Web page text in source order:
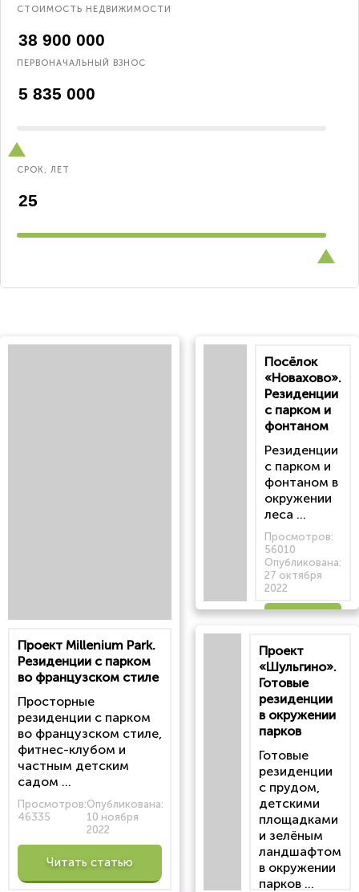
СТОИМОСТЬ НЕДВИЖИМОСТИ
ПЕРВОНАЧАЛЬНЫЙ ВЗНОС
СРОК, ЛЕТ
Проект Millenium Park.
Резиденции с парком
во французском стиле
Просторные
резиденции с парком
во французском стиле,
фитнес-клубом и
частным детским
садом ...
Просмотров:
46335
Опубликована:
10 ноября
2022
Читать статью
Посёлок
«Новахово».
Резиденции
с парком и
фонтаном
Резиденции
с парком и
фонтаном в
окружении
леса ...
Просмотров:
56010
Опубликована:
27 октября
2022
статью
Проект
«Шульгино».
Готовые
резиденции
в окружении
парков
Готовые
резиденции
с прудом,
детскими
площадками
и зелёным
ландшафтом
в окружении
парков ...